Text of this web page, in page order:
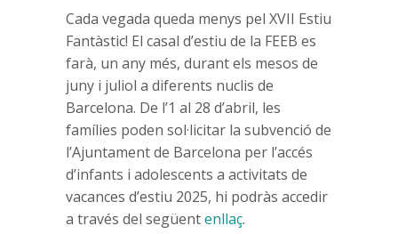
Cada vegada queda menys pel XVII Estiu
Fantàstic! El casal d’estiu de la FEEB es
farà, un any més, durant els mesos de
juny i juliol a diferents nuclis de
Barcelona. De l’1 al 28 d’abril, les
famílies poden sol·licitar la subvenció de
l’Ajuntament de Barcelona per l’accés
d’infants i adolescents a activitats de
vacances d’estiu 2025, hi podràs accedir
a través del següentenllaç.